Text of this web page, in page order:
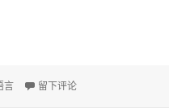
表达式及Boost.Spirit的
言 于自制编程语言（一）：
留下评论